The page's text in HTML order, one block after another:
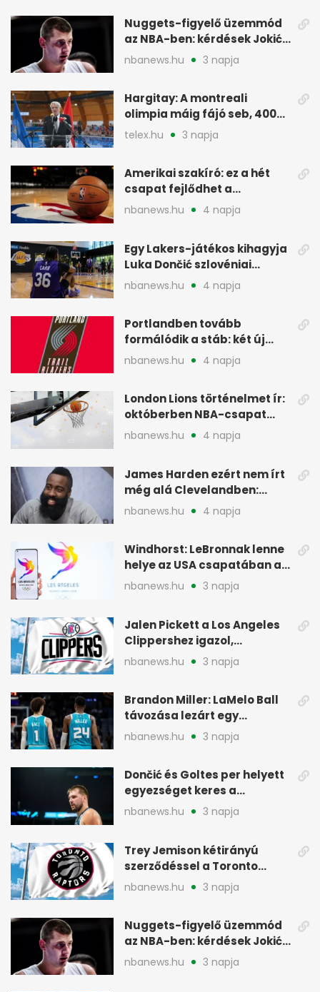
Nuggets-figyelő üzemmód
az NBA-ben: kérdések Jokić
jövőjéről
nbanews.hu 3 napja
Hargitay: A montreali
olimpia máig fájó seb, 400
vegyesen 4. lett
telex.hu 3 napja
Amerikai szakíró: ez a hét
csapat fejlődhet a
legtöbbet az NBA-ben
nbanews.hu 4 napja
Egy Lakers-játékos kihagyja
Luka Dončić szlovéniai
minicampjét
nbanews.hu 4 napja
Portlandben tovább
formálódik a stáb: két új
szakember a Blazersnél
nbanews.hu 4 napja
London Lions történelmet ír:
októberben NBA-csapat
ellen lép pályára
nbanews.hu 4 napja
James Harden ezért nem írt
még alá Clevelandben:
pénzügyi okok
nbanews.hu 4 napja
Windhorst: LeBronnak lenne
helye az USA csapatában a
2028-as olimpián
nbanews.hu 3 napja
Jalen Pickett a Los Angeles
Clippershez igazol,
kétirányú szerződéssel
nbanews.hu 3 napja
Brandon Miller: LaMelo Ball
távozása lezárt egy
korszakot a Hornetsnél
nbanews.hu 3 napja
Dončić és Goltes per helyett
egyezséget keres a
gyerekügyben
nbanews.hu 3 napja
Trey Jemison kétirányú
szerződéssel a Toronto
Raptorshoz igazolt
nbanews.hu 3 napja
Nuggets-figyelő üzemmód
az NBA-ben: kérdések Jokić
jövőjéről
nbanews.hu 3 napja